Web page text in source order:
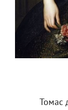
Томас